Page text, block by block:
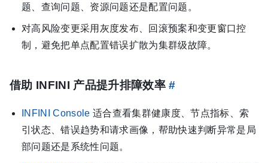
题、查询问题、资源问题还是配置问题。
对高风险变更采用灰度发布、回滚预案和变更窗口控
制，避免把单点配置错误扩散为集群级故障。
借助 INFINI 产品提升排障效率#
INFINI Console 适合查看集群健康度、节点指标、索
引状态、错误趋势和请求画像，帮助快速判断异常是局
部问题还是系统性问题。